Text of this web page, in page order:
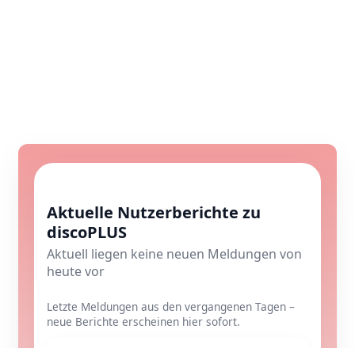
Aktuelle Nutzerberichte zu
discoPLUS
Aktuell liegen keine neuen Meldungen von
heute vor
Letzte Meldungen aus den vergangenen Tagen –
neue Berichte erscheinen hier sofort.